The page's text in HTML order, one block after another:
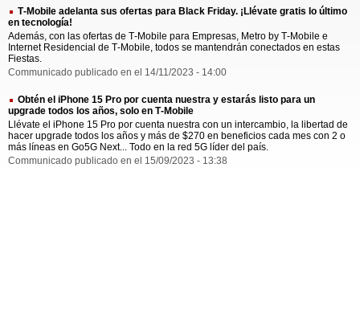
T‑Mobile adelanta sus ofertas para Black Friday. ¡Llévate gratis lo último
en tecnología!
Además, con las ofertas de T‑Mobile para Empresas, Metro by T‑Mobile e
Internet Residencial de T‑Mobile, todos se mantendrán conectados en estas
Fiestas.
Communicado publicado en el 14/11/2023 - 14:00
Obtén el iPhone 15 Pro por cuenta nuestra y estarás listo para un
upgrade todos los años, solo en T‑Mobile
Llévate el iPhone 15 Pro por cuenta nuestra con un intercambio, la libertad de
hacer upgrade todos los años y más de $270 en beneficios cada mes con 2 o
más líneas en Go5G Next... Todo en la red 5G líder del país.
Communicado publicado en el 15/09/2023 - 13:38